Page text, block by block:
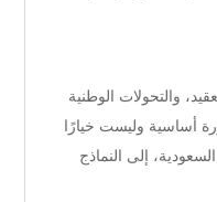
والتحولات الوطنية
أساسية وليست خيارًا
إصلاحات رؤية 2030 في السعودية، إلى النماذج